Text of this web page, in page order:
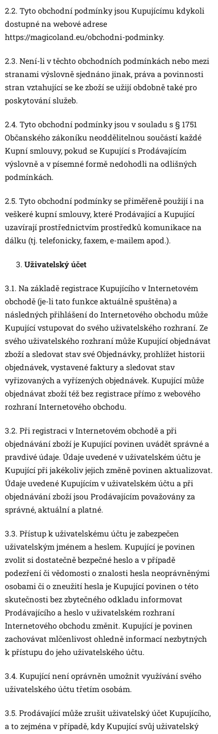
2.2. Tyto obchodní podmínky jsou Kupujícímu kdykoli
dostupné na webové adrese
https://magicoland.eu/obchodni-podminky.
2.3. Není-li v těchto obchodních podmínkách nebo mezi
stranami výslovně sjednáno jinak, práva a povinnosti
stran vztahující se ke zboží se užijí obdobně také pro
poskytování služeb.
2.4. Tyto obchodní podmínky jsou v souladu s § 1751
Občanského zákoníku neoddělitelnou součástí každé
Kupní smlouvy, pokud se Kupující s Prodávajícím
výslovně a v písemné formě nedohodli na odlišných
podmínkách.
2.5. Tyto obchodní podmínky se přiměřeně použijí i na
veškeré kupní smlouvy, které Prodávající a Kupující
uzavírají prostřednictvím prostředků komunikace na
dálku (tj. telefonicky, faxem, e-mailem apod.).
Uživatelský účet
3.1. Na základě registrace Kupujícího v Internetovém
obchodě (je-li tato funkce aktuálně spuštěna) a
následných přihlášení do Internetového obchodu může
Kupující vstupovat do svého uživatelského rozhraní. Ze
svého uživatelského rozhraní může Kupující objednávat
zboží a sledovat stav své Objednávky, prohlížet historii
objednávek, vystavené faktury a sledovat stav
vyřizovaných a vyřízených objednávek. Kupující může
objednávat zboží též bez registrace přímo z webového
rozhraní Internetového obchodu.
3.2. Při registraci v Internetovém obchodě a při
objednávání zboží je Kupující povinen uvádět správné a
pravdivé údaje. Údaje uvedené v uživatelském účtu je
Kupující při jakékoliv jejich změně povinen aktualizovat.
Údaje uvedené Kupujícím v uživatelském účtu a při
objednávání zboží jsou Prodávajícím považovány za
správné, aktuální a platné.
3.3. Přístup k uživatelskému účtu je zabezpečen
uživatelským jménem a heslem. Kupující je povinen
zvolit si dostatečně bezpečné heslo a v případě
podezření či vědomosti o znalosti hesla neoprávněnými
osobami či o zneužití hesla je Kupující povinen o této
skutečnosti bez zbytečného odkladu informovat
Prodávajícího a heslo v uživatelském rozhraní
Internetového obchodu změnit. Kupující je povinen
zachovávat mlčenlivost ohledně informací nezbytných
k přístupu do jeho uživatelského účtu.
3.4. Kupující není oprávněn umožnit využívání svého
uživatelského účtu třetím osobám.
3.5. Prodávající může zrušit uživatelský účet Kupujícího,
a to zejména v případě, kdy Kupující svůj uživatelský